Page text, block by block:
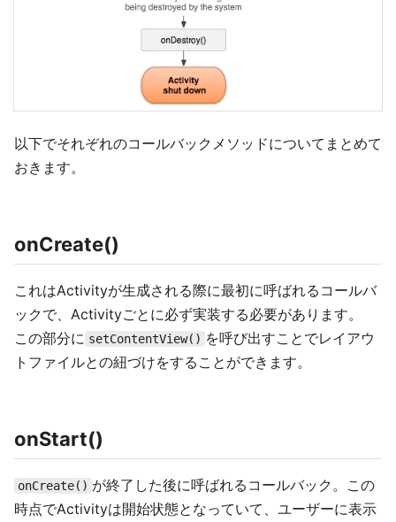
以下でそれぞれのコールバックメソッドについてまとめて
おきます。
onCreate()
これはActivityが生成される際に最初に呼ばれるコールバ
ックで、Activityごとに必ず実装する必要があります。
この部分に setContentView() を呼び出すことでレイアウ
トファイルとの紐づけをすることができます。
onStart()
onCreate() が終了した後に呼ばれるコールバック。この
時点でActivityは開始状態となっていて、ユーザーに表示